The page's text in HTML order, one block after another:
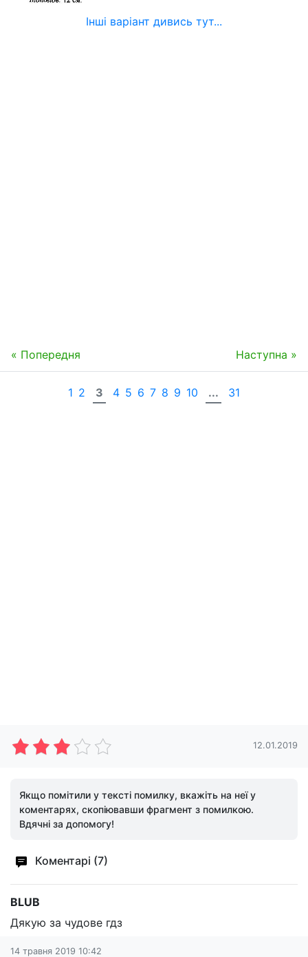
Інші варіант дивись тут...
« Попередня Наступна »
1 2 3 4 5 6 7 8 9 10 ... 31
12.01.2019
Якщо помітили у тексті помилку, вкажіть на неї у
коментарях, скопіювавши фрагмент з помилкою.
Вдячні за допомогу!
Коментарі (7)
BLUB
Дякую за чудове гдз
14 травня 2019 10:42